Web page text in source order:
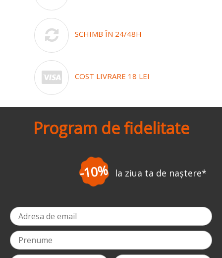
SCHIMB ÎN 24/48H
COST LIVRARE 18 LEI
Program de fidelitate
la ziua ta de naștere*